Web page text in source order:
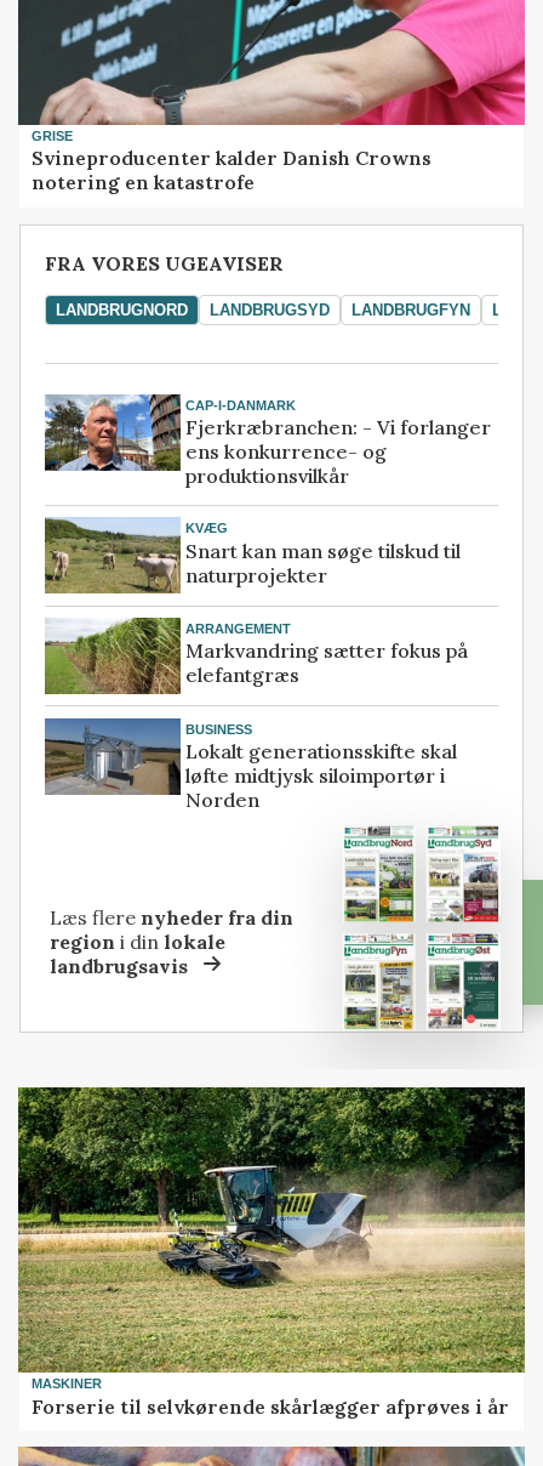
GRISE
Svineproducenter kalder Danish Crowns
notering en katastrofe
FRA VORES UGEAVISER
LANDBRUGNORD LANDBRUGSYD LANDBRUGFYN
CAP-I-DANMARK
Fjerkræbranchen: - Vi forlanger
ens konkurrence- og
produktionsvilkår
KVÆG
Snart kan man søge tilskud til
naturprojekter
ARRANGEMENT
Markvandring sætter fokus på
elefantgræs
BUSINESS
Lokalt generationsskifte skal
løfte midtjysk siloimportør i
Norden
Læs flere nyheder fra din
region i dinlokale
landbrugsavis
MASKINER
Forserie til selvkørende skårlægger afprøves i år